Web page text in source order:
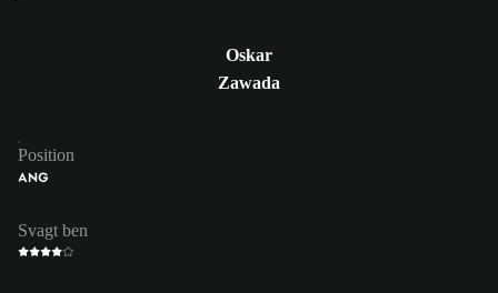
Oskar
Zawada
Position
ANG
Svagt ben